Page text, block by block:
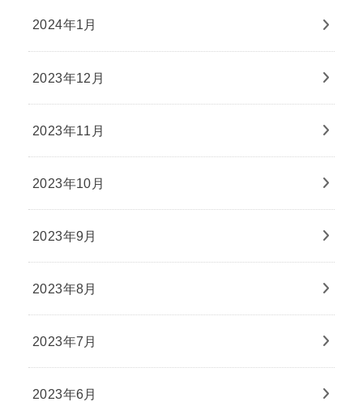
2024年1月
2023年12月
2023年11月
2023年10月
2023年9月
2023年8月
2023年7月
2023年6月